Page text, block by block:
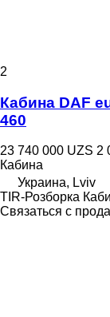
2
Кабина DAF
460
23 740 000 UZS 2
Кабина
Украина, Lviv
TIR-Розборка
Связаться с